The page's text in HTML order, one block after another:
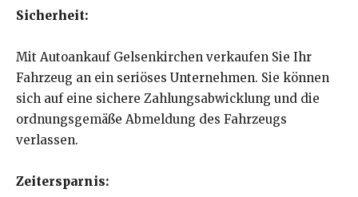
Sicherheit:
Mit Autoankauf Gelsenkirchen verkaufen Sie Ihr
Fahrzeug an ein seriöses Unternehmen. Sie können
sich auf eine sichere Zahlungsabwicklung und die
ordnungsgemäße Abmeldung des Fahrzeugs
verlassen.
Zeitersparnis: